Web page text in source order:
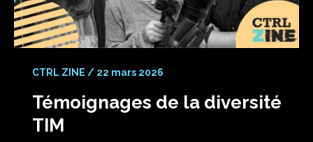
CTRL ZINE / 22 mars 2026
Témoignages de la diversité
TIM